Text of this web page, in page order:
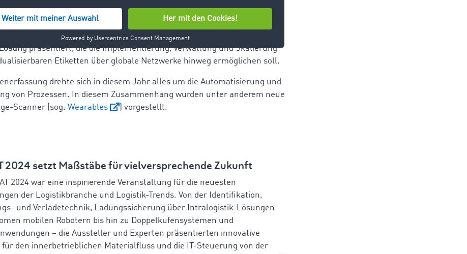
Optimierung vieler intralogistischer Prozesse.
der Kennzeichnung wurde neben
innovativen RFID-Etiketten mit ePaper-
neuartigen Druckern mit integriertem Barcodereadern
g präsentiert, die die Implementierung, Verwaltung und Skalierung
Etiketten über globale Netzwerke hinweg ermöglichen soll.
drehte sich in diesem Jahr alles um die Automatisierung und
von Prozessen. In diesem Zusammenhang wurden unter anderem neue
Scanner (sog. Wearables ) vorgestellt.
2024 setzt Maßstäbe für vielversprechende Zukunft
2024 war eine inspirierende Veranstaltung für die neuesten
der Logistikbranche und Logistik-Trends. Von der Identifikation,
und Verladetechnik, Ladungssicherung über Intralogistik-Lösungen
mobilen Robotern bis hin zu Doppelkufensystemen und
– die Aussteller und Experten präsentierten innovative
für den innerbetrieblichen Materialfluss und die IT-Steuerung von der